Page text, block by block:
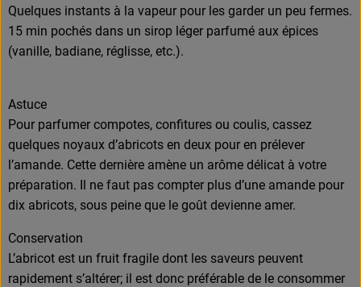
Quelques instants à la vapeur pour les garder un peu fermes.
15 min pochés dans un sirop léger parfumé aux épices
(vanille, badiane, réglisse, etc.).
Astuce
Pour parfumer compotes, confitures ou coulis, cassez
quelques noyaux d’abricots en deux pour en prélever
l’amande. Cette dernière amène un arôme délicat à votre
préparation. Il ne faut pas compter plus d’une amande pour
dix abricots, sous peine que le goût devienne amer.
Conservation
L’abricot est un fruit fragile dont les saveurs peuvent
rapidement s’altérer; il est donc préférable de le consommer